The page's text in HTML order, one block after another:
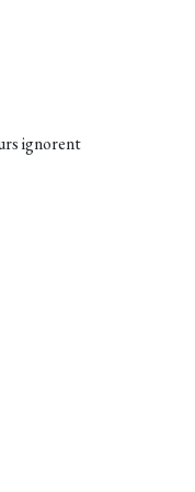
ignorent